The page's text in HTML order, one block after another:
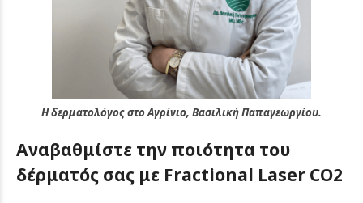
Η δερματολόγος στο Αγρίνιο, Βασιλική Παπαγεωργίου.
Αναβαθμίστε την ποιότητα του
δέρματός σας με Fractional Laser CO2